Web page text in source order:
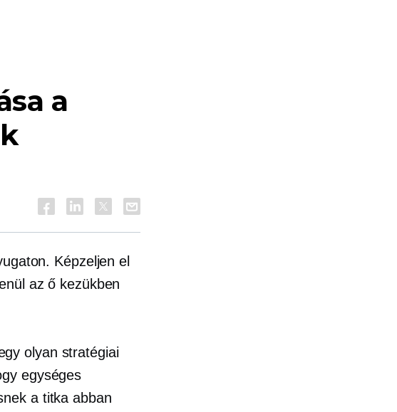
a
Képzeljen el
az ő kezükben
olyan stratégiai
egységes
a titka abban